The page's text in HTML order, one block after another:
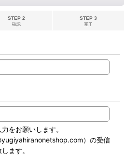
STEP 2
確認
STEP 3
完了
をお願いします。
）の受信
ます。